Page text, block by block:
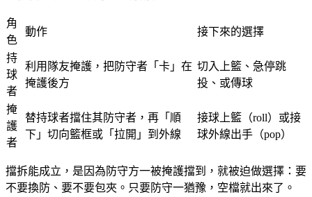
角
色
動作 接下來的選擇
持
球
者
利用隊友掩護，把防守者「卡」在
掩護後方
切入上籃、急停跳
投、或傳球
掩
護
者
替持球者擋住其防守者，再「順
下」切向籃框或「拉開」到外線
接球上籃（roll）或接
球外線出手（pop）
擋拆能成立，是因為防守方一被掩護擋到，就被迫做選擇：要
不要換防、要不要包夾。 只要防守一猶豫，空檔就出來了。